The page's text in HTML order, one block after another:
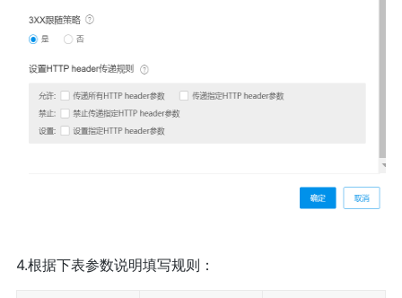
4.根据下表参数说明填写规则：